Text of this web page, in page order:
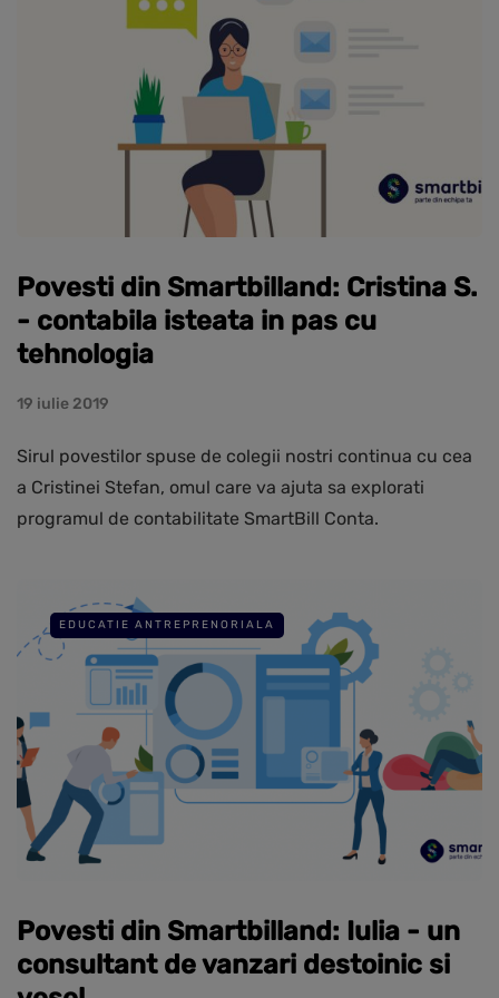
Povesti din Smartbilland: Cristina S.
- contabila isteata in pas cu
tehnologia
19 iulie 2019
Sirul povestilor spuse de colegii nostri continua cu cea
a Cristinei Stefan, omul care va ajuta sa explorati
programul de contabilitate SmartBill Conta.
EDUCATIE ANTREPRENORIALA
Povesti din Smartbilland: Iulia - un
consultant de vanzari destoinic si